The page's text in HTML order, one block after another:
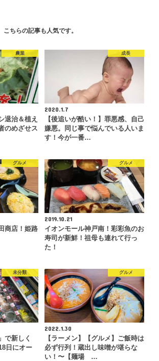
こちらの記事も人気です。
農業
退治＆植え
のめざせス
成長
2020.1.7
【後追いが酷い！】罪悪感、自己
嫌悪。同じ事で悩んでいる人いま
す！今が一番…
グルメ
商店！姫路
グルメ
2019.10.21
イオンモール神戸南！彩彩魚のお
寿司が新鮮！祖母も連れて行っ
た！
未分類
で新しく
日にオー
グルメ
2022.1.30
【ラーメン】【グルメ】ご飯時は
必ず行列！蔵出し味噌が堪らな
い！〜【麺場 …